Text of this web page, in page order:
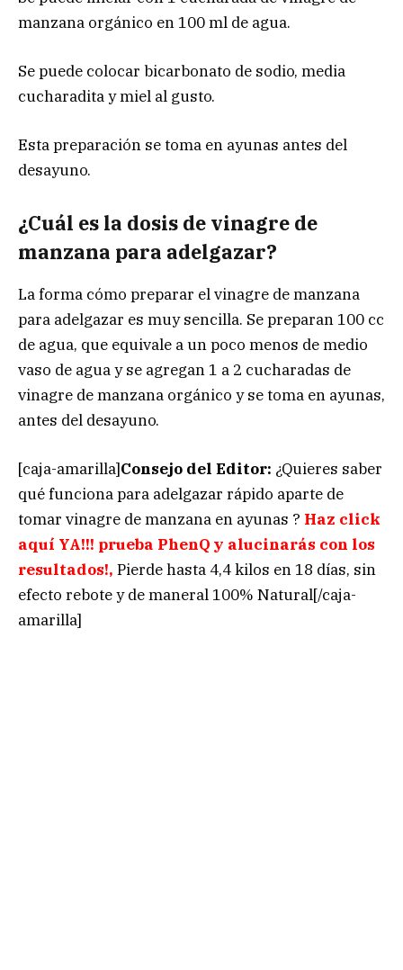
manzana orgánico en 100 ml de agua.
Se puede colocar bicarbonato de sodio, media
cucharadita y miel al gusto.
Esta preparación se toma en ayunas antes del
desayuno.
¿Cuál es la dosis de vinagre de
manzana para adelgazar?
La forma cómo preparar el vinagre de manzana
para adelgazar es muy sencilla. Se preparan 100 cc
de agua, que equivale a un poco menos de medio
vaso de agua y se agregan 1 a 2 cucharadas de
vinagre de manzana orgánico y se toma en ayunas,
antes del desayuno.
[caja-amarilla]Consejo del Editor: ¿Quieres saber
qué funciona para adelgazar rápido aparte de
tomar vinagre de manzana en ayunas ? Haz click
aquí YA!!! prueba PhenQ y alucinarás con los
resultados!, Pierde hasta 4,4 kilos en 18 días, sin
efecto rebote y de maneral 100% Natural[/caja-
amarilla]